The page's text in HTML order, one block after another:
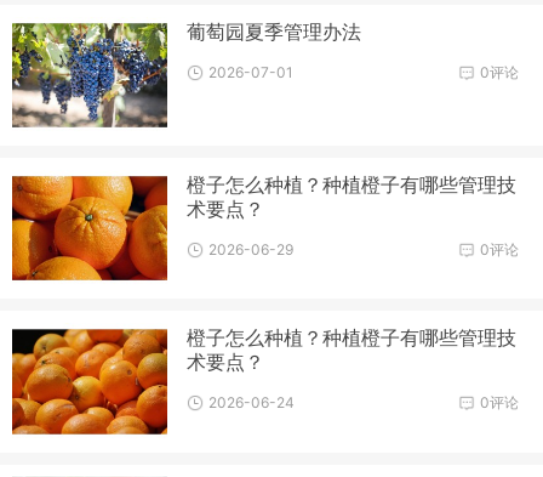
葡萄园夏季管理办法
0评论
2026-07-01
橙子怎么种植？种植橙子有哪些管理技
术要点？
0评论
2026-06-29
橙子怎么种植？种植橙子有哪些管理技
术要点？
0评论
2026-06-24